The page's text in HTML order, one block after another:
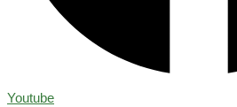
Youtube